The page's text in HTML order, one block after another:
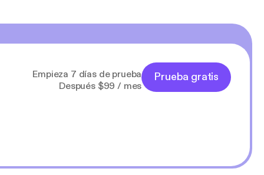
Empieza 7 días de prueba
Después $99 / mes
Prueba gratis